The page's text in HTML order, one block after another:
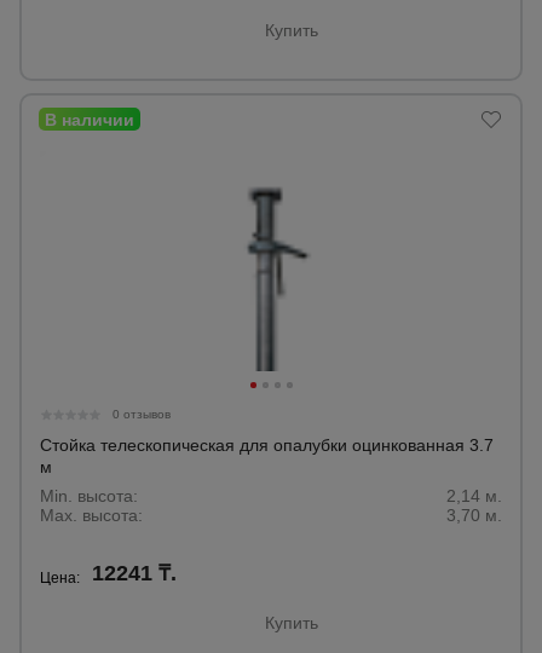
Купить
0 отзывов
Стойка телескопическая для опалубки оцинкованная 3.7
м
Min. высота:
2,14 м.
Max. высота:
3,70 м.
Цена: 12241 ₸.
Купить